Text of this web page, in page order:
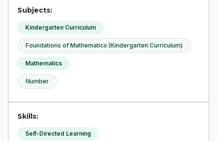
Subjects:
Kindergarten Curriculum
Foundations of Mathematics (Kindergarten Curriculum)
Mathematics
Number
Skills:
Self-Directed Learning